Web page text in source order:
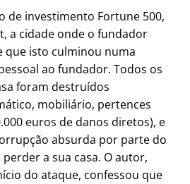
de investimento Fortune 500,
a cidade onde o fundador
que isto culminou numa
ao fundador. Todos os
foram destruídos
mobiliário, pertences
euros de danos diretos), e
absurda por parte do
a sua casa. O autor,
do ataque, confessou que